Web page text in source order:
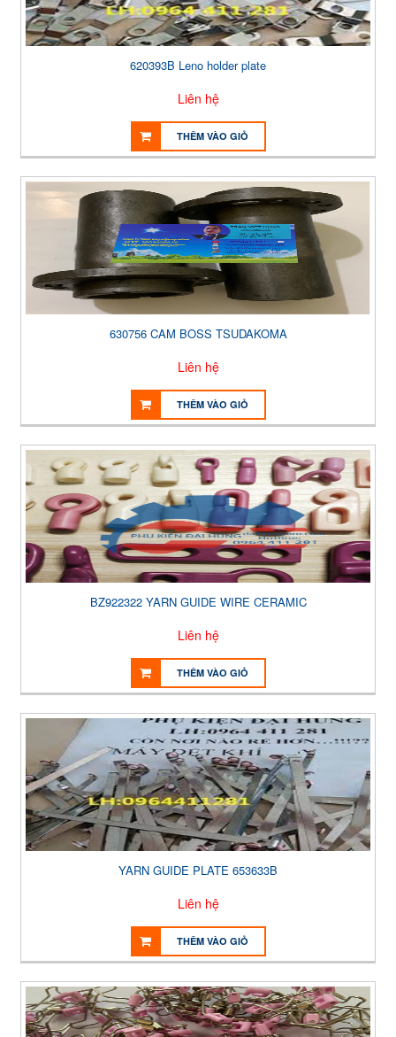
620393B Leno holder plate
Liên hệ
THÊM VÀO GIỎ
630756 CAM BOSS TSUDAKOMA
Liên hệ
THÊM VÀO GIỎ
BZ922322 YARN GUIDE WIRE CERAMIC
Liên hệ
THÊM VÀO GIỎ
YARN GUIDE PLATE 653633B
Liên hệ
THÊM VÀO GIỎ